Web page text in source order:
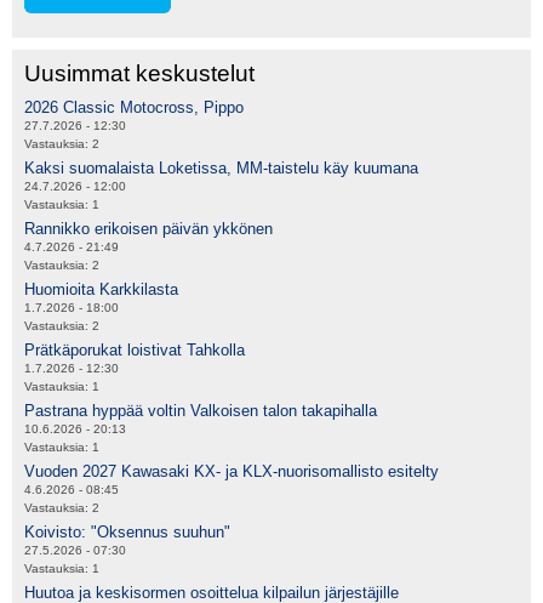
Uusimmat keskustelut
2026 Classic Motocross, Pippo
27.7.2026 - 12:30
Vastauksia: 2
Kaksi suomalaista Loketissa, MM-taistelu käy kuumana
24.7.2026 - 12:00
Vastauksia: 1
Rannikko erikoisen päivän ykkönen
4.7.2026 - 21:49
Vastauksia: 2
Huomioita Karkkilasta
1.7.2026 - 18:00
Vastauksia: 2
Prätkäporukat loistivat Tahkolla
1.7.2026 - 12:30
Vastauksia: 1
Pastrana hyppää voltin Valkoisen talon takapihalla
10.6.2026 - 20:13
Vastauksia: 1
Vuoden 2027 Kawasaki KX- ja KLX-nuorisomallisto esitelty
4.6.2026 - 08:45
Vastauksia: 2
Koivisto: "Oksennus suuhun"
27.5.2026 - 07:30
Vastauksia: 1
Huutoa ja keskisormen osoittelua kilpailun järjestäjille